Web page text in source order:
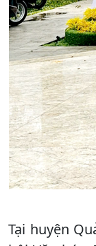
Tại huyện